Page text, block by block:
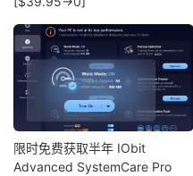
限时免费获取半年 IObit
Advanced SystemCare Pro